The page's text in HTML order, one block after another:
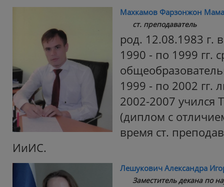
Махкамов Фарзонжон
ст. преподаватель
род. 12.08.1983 г.
1990 - по 1999 гг.
1999 - по 2002 гг.
2002-2007 учился
(диплом с
время ст.
ИиИС.
Лешукович Александра
Заместитель декана по